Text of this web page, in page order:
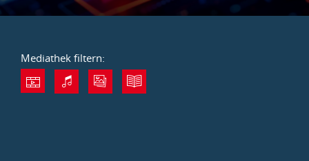
Mediathek filtern: